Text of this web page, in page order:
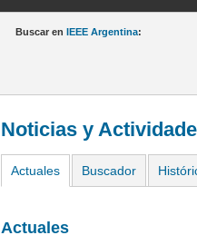
Buscar en IEEE Argentina:
Noticias y
Actuales Buscador
Actuales